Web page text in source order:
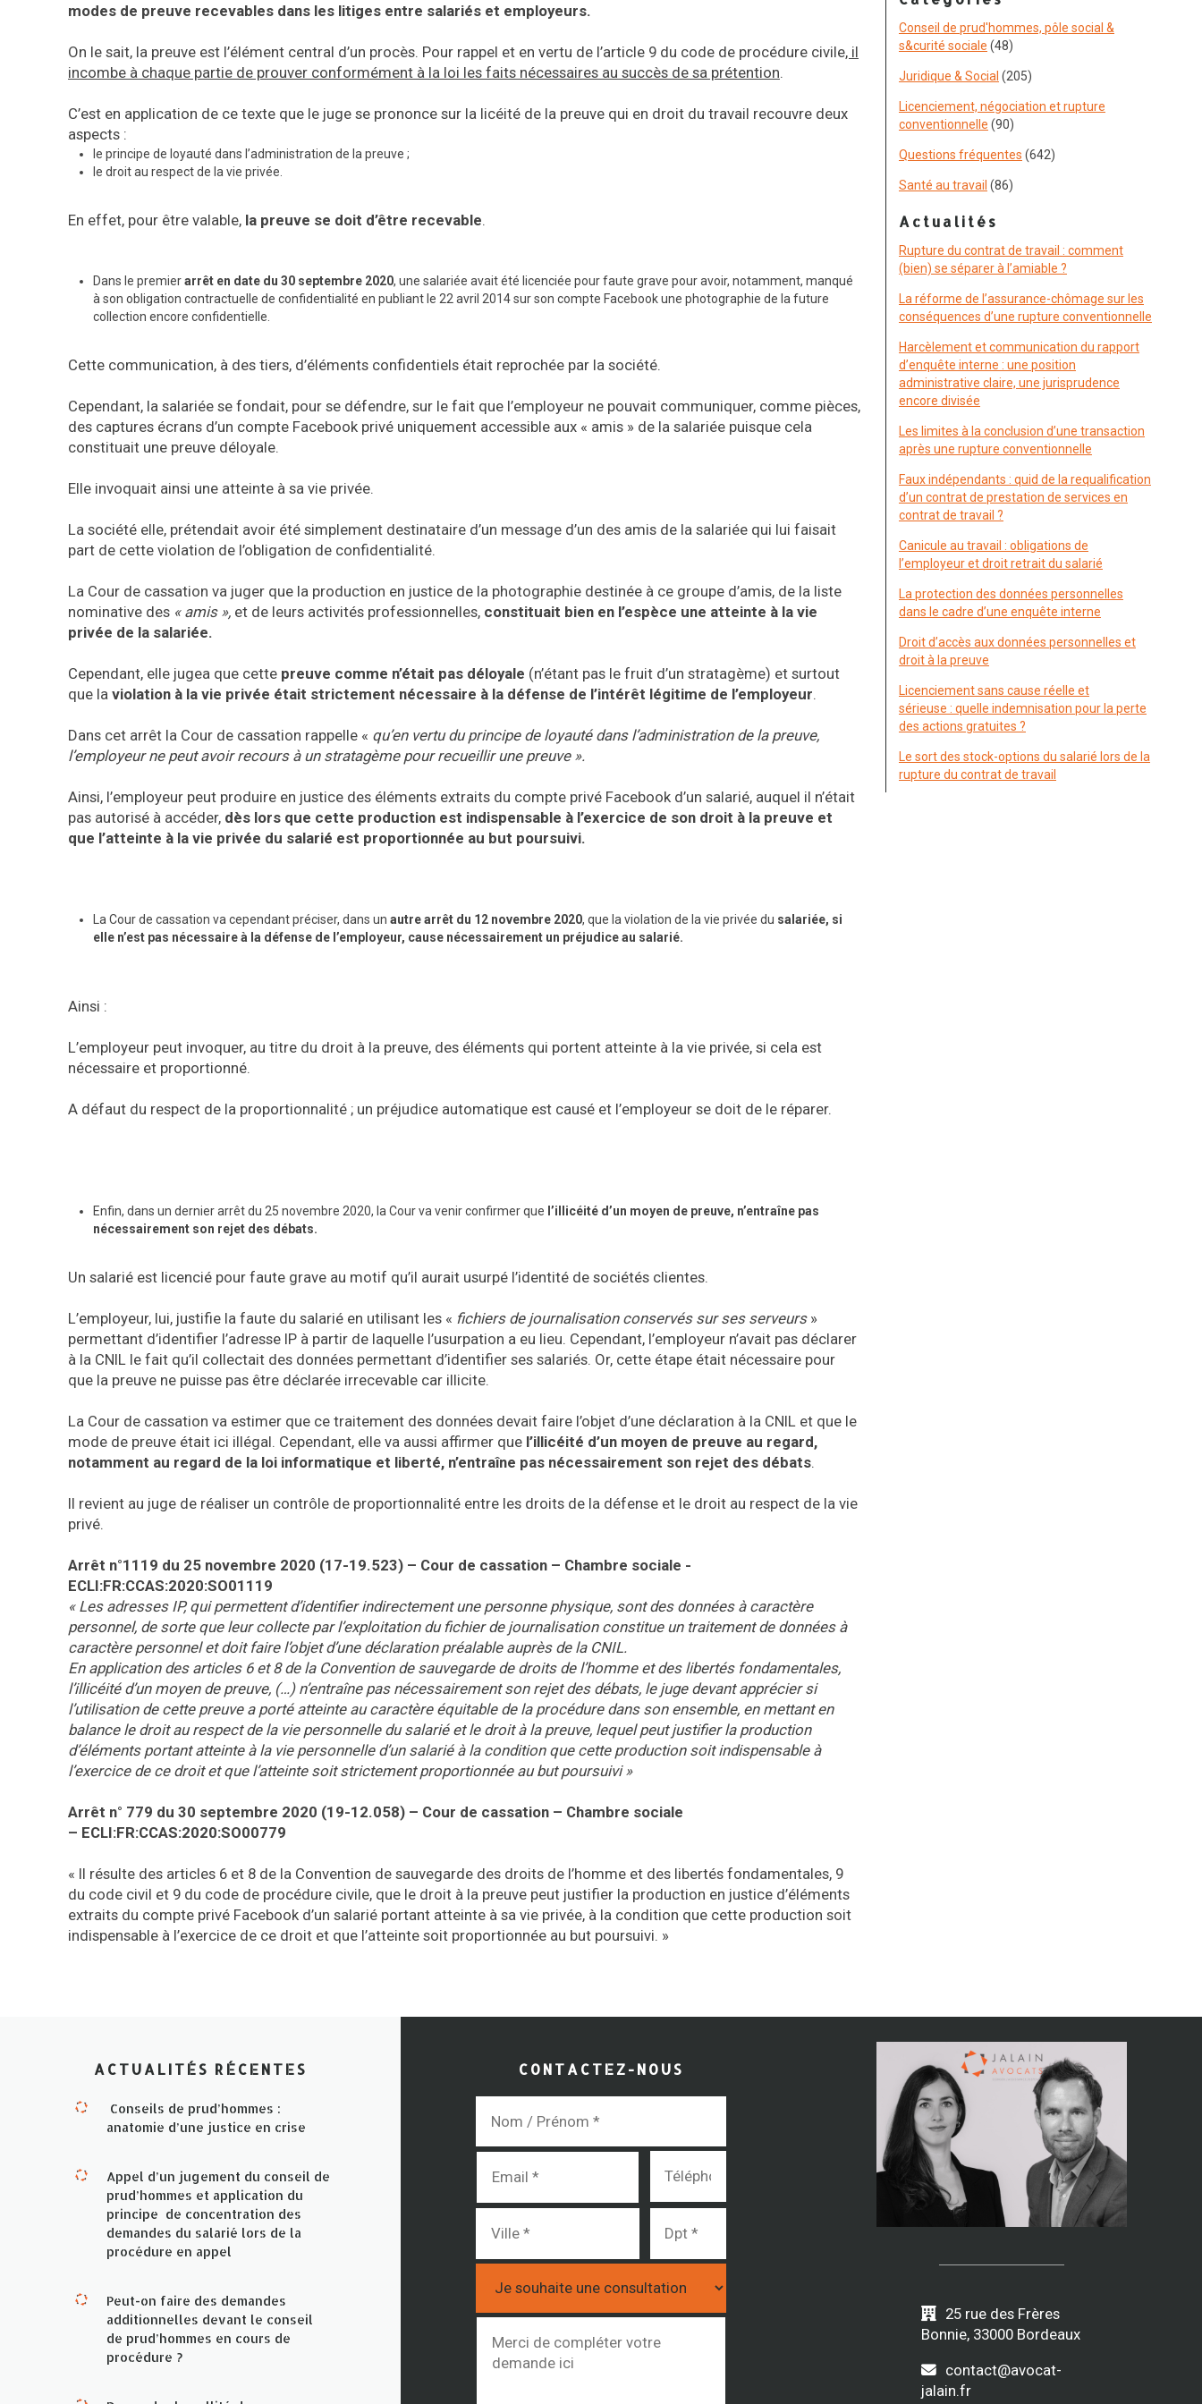
modes de preuve recevables dans les litiges entre salariés et employeurs.
On le sait, la preuve est l’élément central d’un procès. Pour rappel et en vertu de l’article 9 du code de procédure civile, il
incombe à chaque partie de prouver conformément à la loi les faits nécessaires au succès de sa prétention.
C’est en application de ce texte que le juge se prononce sur la licéité de la preuve qui en droit du travail recouvre deux
aspects :
le principe de loyauté dans l’administration de la preuve ;
le droit au respect de la vie privée.
En effet, pour être valable, la preuve se doit d’être recevable.
Dans le premierarrêt en date du 30 septembre 2020, une salariée avait été licenciée pour faute grave pour avoir, notamment, manqué
à son obligation contractuelle de confidentialité en publiant le 22 avril 2014 sur son compte Facebook une photographie de la future
collection encore confidentielle.
Cette communication, à des tiers, d’éléments confidentiels était reprochée par la société.
Cependant, la salariée se fondait, pour se défendre, sur le fait que l’employeur ne pouvait communiquer, comme pièces,
des captures écrans d’un compte Facebook privé uniquement accessible aux « amis » de la salariée puisque cela
constituait une preuve déloyale.
Elle invoquait ainsi une atteinte à sa vie privée.
La société elle, prétendait avoir été simplement destinataire d’un message d’un des amis de la salariée qui lui faisait
part de cette violation de l’obligation de confidentialité.
La Cour de cassation va juger que la production en justice de la photographie destinée à ce groupe d’amis, de la liste
nominative des « amis », et de leurs activités professionnelles, constituait bien en l’espèce une atteinte à la vie
privée de la salariée.
Cependant, elle jugea que cette preuve comme n’était pas déloyale (n’étant pas le fruit d’un stratagème) et surtout
que la violation à la vie privée était strictement nécessaire à la défense de l’intérêt légitime de l’employeur.
Dans cet arrêt la Cour de cassation rappelle « qu’en vertu du principe de loyauté dans l’administration de la preuve,
l’employeur ne peut avoir recours à un stratagème pour recueillir une preuve ».
Ainsi, l’employeur peut produire en justice des éléments extraits du compte privé Facebook d’un salarié, auquel il n’était
pas autorisé à accéder, dès lors que cette production est indispensable à l’exercice de son droit à la preuve et
que l’atteinte à la vie privée du salarié est proportionnée au but poursuivi.
La Cour de cassation va cependant préciser, dans un autre arrêt du 12 novembre 2020, que la violation de la vie privée du salariée, si
elle n’est pas nécessaire à la défense de l’employeur, cause nécessairement un préjudice au salarié.
Ainsi :
L’employeur peut invoquer, au titre du droit à la preuve, des éléments qui portent atteinte à la vie privée, si cela est
nécessaire et proportionné.
A défaut du respect de la proportionnalité ; un préjudice automatique est causé et l’employeur se doit de le réparer.
Enfin, dans un dernier arrêt du 25 novembre 2020, la Cour va venir confirmer que l’illicéité d’un moyen de preuve, n’entraîne pas
nécessairement son rejet des débats.
Un salarié est licencié pour faute grave au motif qu’il aurait usurpé l’identité de sociétés clientes.
L’employeur, lui, justifie la faute du salarié en utilisant les « fichiers de journalisation conservés sur ses serveurs»
permettant d’identifier l’adresse IP à partir de laquelle l’usurpation a eu lieu. Cependant, l’employeur n’avait pas déclarer
à la CNIL le fait qu’il collectait des données permettant d’identifier ses salariés. Or, cette étape était nécessaire pour
que la preuve ne puisse pas être déclarée irrecevable car illicite.
La Cour de cassation va estimer que ce traitement des données devait faire l’objet d’une déclaration à la CNIL et que le
mode de preuve était ici illégal. Cependant, elle va aussi affirmer que l’illicéité d’un moyen de preuve au regard,
notamment au regard de la loi informatique et liberté, n’entraîne pas nécessairement son rejet des débats.
Il revient au juge de réaliser un contrôle de proportionnalité entre les droits de la défense et le droit au respect de la vie
privé.
Arrêt n°1119 du 25 novembre 2020 (17-19.523) – Cour de cassation – Chambre sociale -
ECLI:FR:CCAS:2020:SO01119
« Les adresses IP, qui permettent d’identifier indirectement une personne physique, sont des données à caractère
personnel, de sorte que leur collecte par l’exploitation du fichier de journalisation constitue un traitement de données à
caractère personnel et doit faire l’objet d’une déclaration préalable auprès de la CNIL.
En application des articles 6 et 8 de la Convention de sauvegarde de droits de l’homme et des libertés fondamentales,
l’illicéité d’un moyen de preuve, (…) n’entraîne pas nécessairement son rejet des débats, le juge devant apprécier si
l’utilisation de cette preuve a porté atteinte au caractère équitable de la procédure dans son ensemble, en mettant en
balance le droit au respect de la vie personnelle du salarié et le droit à la preuve, lequel peut justifier la production
d’éléments portant atteinte à la vie personnelle d’un salarié à la condition que cette production soit indispensable à
l’exercice de ce droit et que l’atteinte soit strictement proportionnée au but poursuivi»
Arrêt n° 779 du 30 septembre 2020 (19-12.058) – Cour de cassation – Chambre sociale
– ECLI:FR:CCAS:2020:SO00779
« Il résulte des articles 6 et 8 de la Convention de sauvegarde des droits de l’homme et des libertés fondamentales, 9
du code civil et 9 du code de procédure civile, que le droit à la preuve peut justifier la production en justice d’éléments
extraits du compte privé Facebook d’un salarié portant atteinte à sa vie privée, à la condition que cette production soit
indispensable à l’exercice de ce droit et que l’atteinte soit proportionnée au but poursuivi. »
Conseil de prud'hommes, pôle social &
s&curité sociale (48)
Juridique & Social (205)
Licenciement, négociation et rupture
conventionnelle (90)
Questions fréquentes (642)
Santé au travail (86)
Actualités
Rupture du contrat de travail : comment
(bien) se séparer à l’amiable ?
La réforme de l’assurance-chômage sur les
conséquences d’une rupture conventionnelle
Harcèlement et communication du rapport
d’enquête interne : une position
administrative claire, une jurisprudence
encore divisée
Les limites à la conclusion d’une transaction
après une rupture conventionnelle
Faux indépendants : quid de la requalification
d’un contrat de prestation de services en
contrat de travail ?
Canicule au travail : obligations de
l’employeur et droit retrait du salarié
La protection des données personnelles
dans le cadre d’une enquête interne
Droit d’accès aux données personnelles et
droit à la preuve
Licenciement sans cause réelle et
sérieuse : quelle indemnisation pour la perte
des actions gratuites ?
Le sort des stock-options du salarié lors de la
rupture du contrat de travail
ACTUALITÉS RÉCENTES
Conseils de prud’hommes :
anatomie d’une justice en crise
Appel d’un jugement du conseil de
prud’hommes et application du
principe de concentration des
demandes du salarié lors de la
procédure en appel
Peut-on faire des demandes
additionnelles devant le conseil
de prud’hommes en cours de
procédure ?
CONTACTEZ-NOUS
25 rue des Frères
Bonnie, 33000 Bordeaux
contact@avocat-
jalain.fr